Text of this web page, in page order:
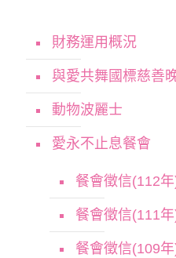
財務運用概況
與愛共舞國標慈善
動物波麗士
愛永不止息餐會
餐會徵信(112
餐會徵信(111
餐會徵信(109